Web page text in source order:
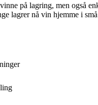
på lagring, men også
lagrer nå vin hjemme i